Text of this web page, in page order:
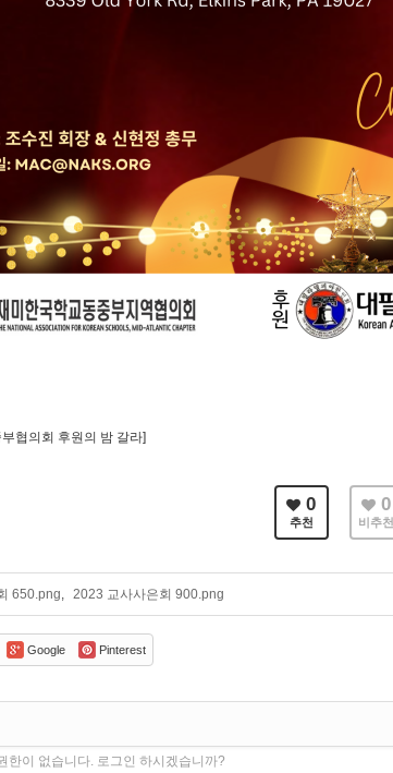
협의회 후원의 밤 갈라]
0
추천
0
비추천
650.png, 2023 교사사은회 900.png
Google Pinterest
한이 없습니다. 로그인 하시겠습니까?